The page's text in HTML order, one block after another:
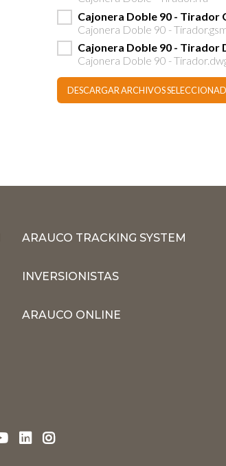
Cajonera Doble 90 - Tirador
Cajonera Doble 90 -
Cajonera Doble 90 - Tirador
Cajonera Doble 90 -
DESCARGAR ARCHIVOS
ARAUCO TRACKING SYSTEM
INVERSIONISTAS
ARAUCO ONLINE